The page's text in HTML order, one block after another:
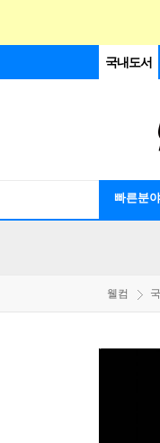
국내도서
빠른분
웰컴